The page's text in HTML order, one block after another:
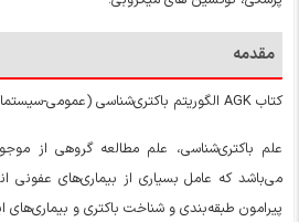
مقدمه
کتاب AGK الگوریتم باکتری‌شناسی (عمومی-سیستماتیک)
علم باکتری‌شناسی، علم مطالعه گروهی از
می‌باشد که عامل بسیاری از بیماری‌های
پیرامون طبقه‌بندی و شناخت باکتری و